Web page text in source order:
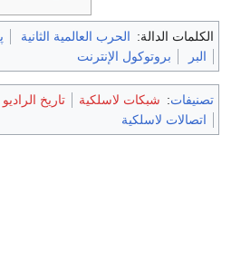
الكلمات الدالة: الحرب العالمية الثانية
البر
بروتوكول الإنترنت
تصنيفات: شبكات لاسلكية تاريخ الراديو
اتصالات لاسلكية